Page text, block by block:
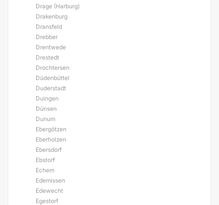
Drage (Harburg)
Drakenburg
Dransfeld
Drebber
Drentwede
Drestedt
Drochtersen
Düdenbüttel
Duderstadt
Duingen
Dünsen
Dunum
Ebergötzen
Eberholzen
Ebersdorf
Ebstorf
Echem
Edemissen
Edewecht
Egestorf